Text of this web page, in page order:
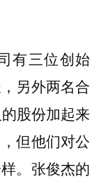
有三位创始
另外两名合
股份加起来
但他们对公
。张俊杰的